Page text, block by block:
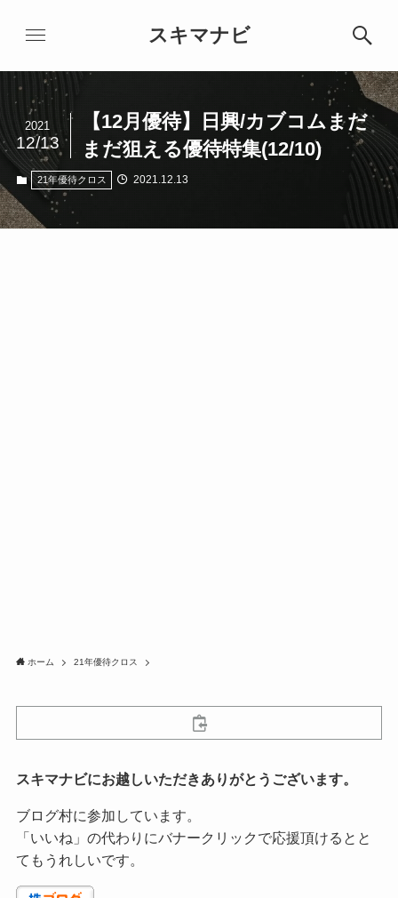
スキマナビ
【12月優待】日興/カブコムまだ
まだ狙える優待特集(12/10)
2021
12/13
21年優待クロス 2021.12.13
ホーム 21年優待クロス
スキマナビにお越しいただきありがとうございます。
ブログ村に参加しています。
「いいね」の代わりにバナークリックで応援頂けるとと
てもうれしいです。